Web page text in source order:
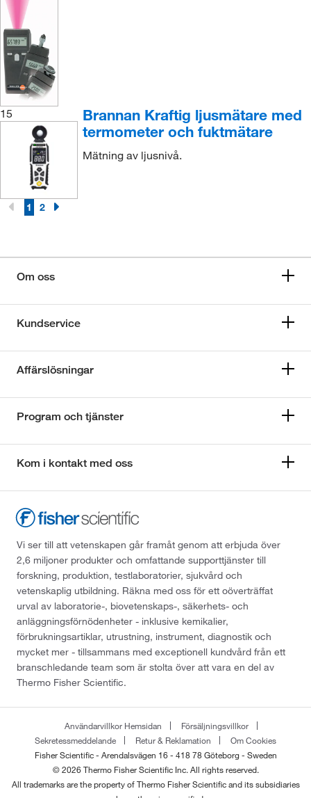
15
Brannan Kraftig ljusmätare med
termometer och fuktmätare
Mätning av ljusnivå.
1 2
Om oss
Kundservice
Affärslösningar
Program och tjänster
Kom i kontakt med oss
Vi ser till att vetenskapen går framåt genom att erbjuda över
2,6 miljoner produkter och omfattande supporttjänster till
forskning, produktion, testlaboratorier, sjukvård och
vetenskaplig utbildning. Räkna med oss för ett oöverträffat
urval av laboratorie-, biovetenskaps-, säkerhets- och
anläggningsförnödenheter - inklusive kemikalier,
förbrukningsartiklar, utrustning, instrument, diagnostik och
mycket mer - tillsammans med exceptionell kundvård från ett
branschledande team som är stolta över att vara en del av
Thermo Fisher Scientific.
Användarvillkor Hemsidan
Försäljningsvillkor
Sekretessmeddelande
Retur & Reklamation
Om Cookies
Fisher Scientific - Arendalsvägen 16 - 418 78 Göteborg - Sweden
© 2026 Thermo Fisher Scientific Inc. All rights reserved.
All trademarks are the property of Thermo Fisher Scientific and its subsidiaries